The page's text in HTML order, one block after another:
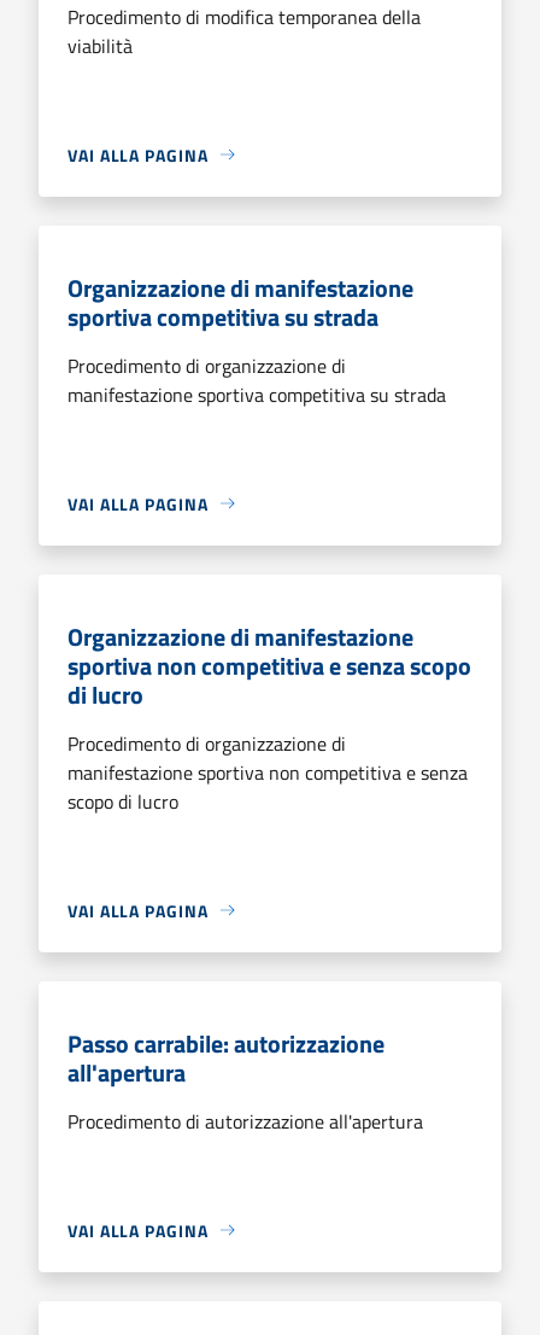
Procedimento di modifica temporanea della
viabilità
VAI ALLA PAGINA
Organizzazione di manifestazione
sportiva competitiva su strada
Procedimento di organizzazione di
manifestazione sportiva competitiva su strada
VAI ALLA PAGINA
Organizzazione di manifestazione
sportiva non competitiva e senza scopo
di lucro
Procedimento di organizzazione di
manifestazione sportiva non competitiva e senza
scopo di lucro
VAI ALLA PAGINA
Passo carrabile: autorizzazione
all'apertura
Procedimento di autorizzazione all'apertura
VAI ALLA PAGINA